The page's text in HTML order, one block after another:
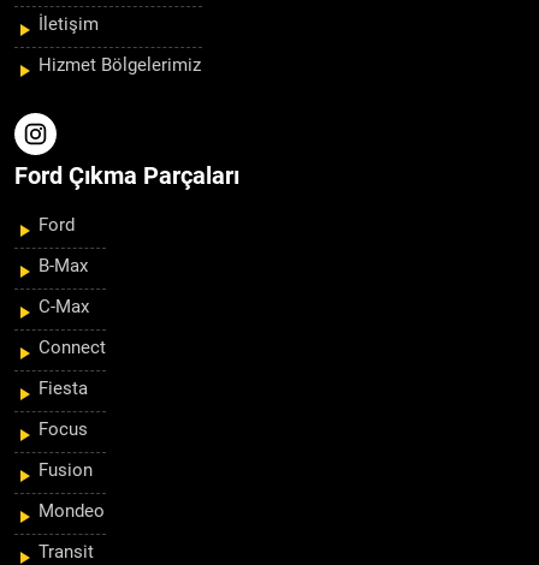
İletişim
Hizmet Bölgelerimiz
Ford Çıkma Parçaları
Ford
B-Max
C-Max
Connect
Fiesta
Focus
Fusion
Mondeo
Transit